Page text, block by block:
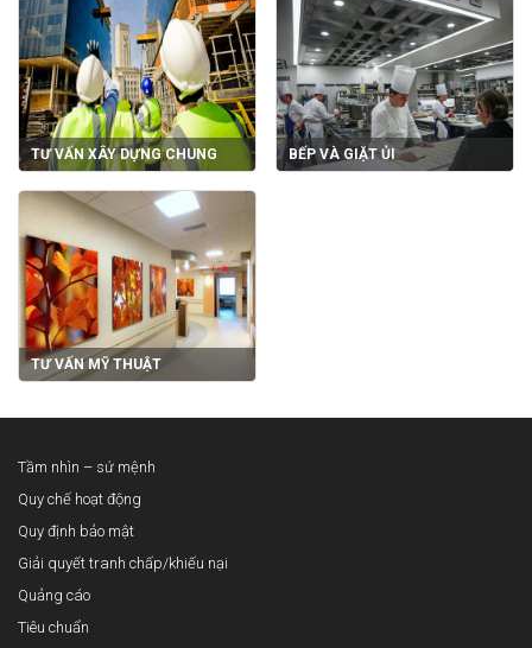
TƯ VẤN XÂY DỰNG CHUNG BẾP VÀ GIẶT ỦI
TƯ VẤN MỸ THUẬT
Tầm nhìn – sứ mệnh
Quy chế hoạt động
Quy định bảo mật
Giải quyết tranh chấp/khiếu nại
Quảng cáo
Tiêu chuẩn